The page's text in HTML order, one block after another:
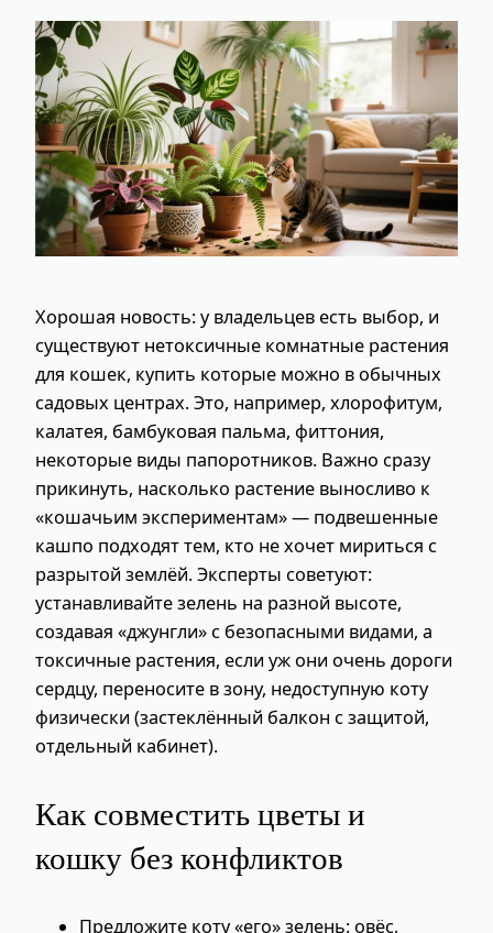
Хорошая новость: у владельцев есть выбор, и
существуют нетоксичные комнатные растения
для кошек, купить которые можно в обычных
садовых центрах. Это, например, хлорофитум,
калатея, бамбуковая пальма, фиттония,
некоторые виды папоротников. Важно сразу
прикинуть, насколько растение выносливо к
«кошачьим экспериментам» — подвешенные
кашпо подходят тем, кто не хочет мириться с
разрытой землёй. Эксперты советуют:
устанавливайте зелень на разной высоте,
создавая «джунгли» с безопасными видами, а
токсичные растения, если уж они очень дороги
сердцу, переносите в зону, недоступную коту
физически (застеклённый балкон с защитой,
отдельный кабинет).
Как совместить цветы и
кошку без конфликтов
Предложите коту «его» зелень: овёс,